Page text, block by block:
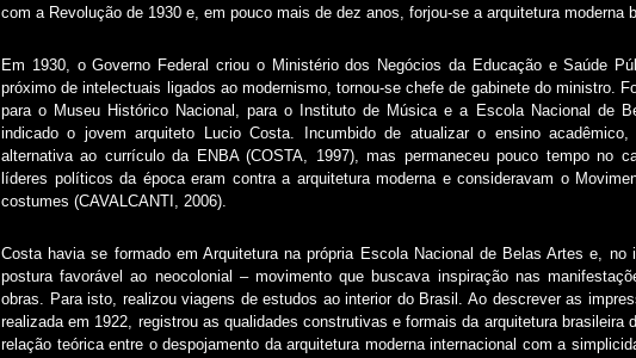
com a Revolução de 1930 e, em pouco mais de dez anos, forjou-se a arquitetura moderna
Em 1930, o Governo Federal criou o Ministério dos Negócios da Educação e Saúde
próximo de intelectuais ligados ao modernismo, tornou-se chefe de gabinete do ministro.
para o Museu Histórico Nacional, para o Instituto de Música e a Escola Nacional de
indicado o jovem arquiteto Lucio Costa. Incumbido de atualizar o ensino
alternativa ao currículo da ENBA (COSTA, 1997), mas permaneceu pouco tempo no
líderes políticos da época eram contra a arquitetura moderna e consideravam o
costumes (CAVALCANTI, 2006).
Costa havia se formado em Arquitetura na própria Escola Nacional de Belas Artes e,
postura favorável ao neocolonial – movimento que buscava inspiração nas
obras. Para isto, realizou viagens de estudos ao interior do Brasil. Ao descrever as
realizada em 1922, registrou as qualidades construtivas e formais da arquitetura brasileira
relação teórica entre o despojamento da arquitetura moderna internacional com a